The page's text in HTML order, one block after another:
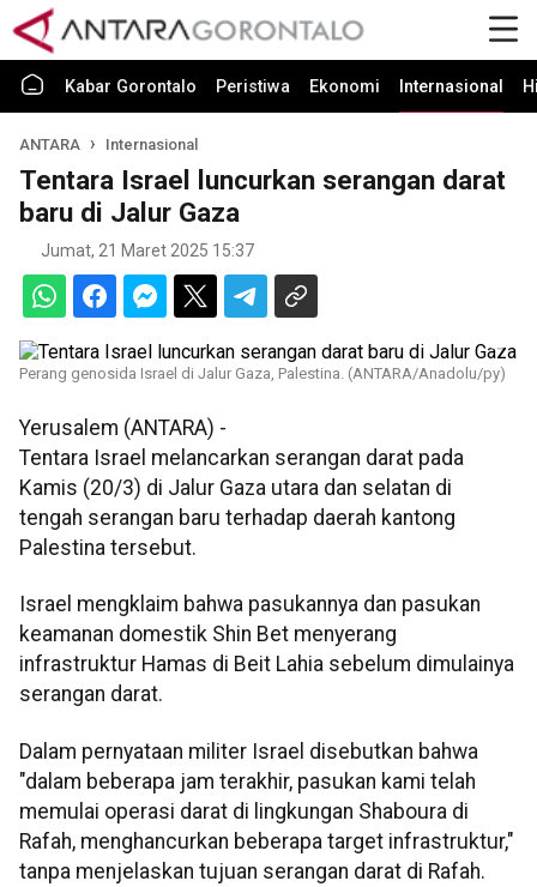
Kabar Gorontalo Peristiwa Ekonomi Internasional
ANTARA Internasional
Tentara Israel luncurkan serangan darat
baru di Jalur Gaza
Jumat, 21 Maret 2025 15:37
Perang genosida Israel di Jalur Gaza, Palestina. (ANTARA/Anadolu/py)
Yerusalem (ANTARA) -
Tentara Israel melancarkan serangan darat pada
Kamis (20/3) di Jalur Gaza utara dan selatan di
tengah serangan baru terhadap daerah kantong
Palestina tersebut.
Israel mengklaim bahwa pasukannya dan pasukan
keamanan domestik Shin Bet menyerang
infrastruktur Hamas di Beit Lahia sebelum dimulainya
serangan darat.
Dalam pernyataan militer Israel disebutkan bahwa
"dalam beberapa jam terakhir, pasukan kami telah
memulai operasi darat di lingkungan Shaboura di
Rafah, menghancurkan beberapa target infrastruktur,"
tanpa menjelaskan tujuan serangan darat di Rafah.